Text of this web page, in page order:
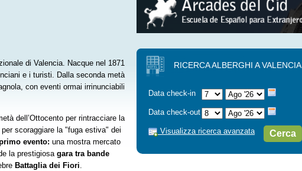
di Valencia. Nacque nel 1871
e i turisti. Dalla seconda metà
con eventi ormai irrinunciabili
dell’Ottocento per rintracciare la
scoraggiare la "fuga estiva" dei
evento: una mostra mercato
la prestigiosagara tra bande
Battaglia dei Fiori.
RICERCA ALBERGHI A VALENCIA
Data check-in
Data check-out
Visualizza ricerca avanzata Cerca